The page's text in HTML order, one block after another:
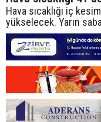
Hava sıcaklığı iç
yükselecek. Yarın